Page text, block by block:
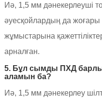
Иә, 1,5 мм дәнекерлеуші
әуесқойлардың да
жұмыстарына
арналған.
5. Бұл сымды ПХД
аламын ба?
Иә, 1,5 мм дәнекерлеу